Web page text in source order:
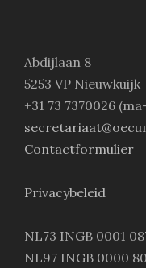
Abdijlaan 8
5253 VP Nieuwkuijk
+31 73 7370026
Contactformulier
Privacybeleid
NL73 INGB 0001
NL97 INGB 0000